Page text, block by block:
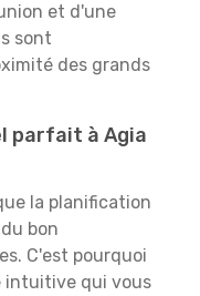
et d'une
sont
des grands
parfait à Agia
la planification
bon
C'est pourquoi
intuitive qui vous